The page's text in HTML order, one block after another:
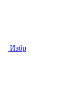
Избр